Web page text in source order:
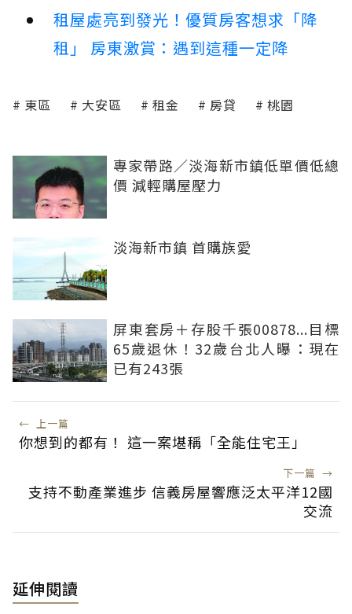
租屋處亮到發光！優質房客想求「降
租」 房東激賞：遇到這種一定降
東區 大安區 租金 房貸 桃園
專家帶路／淡海新市鎮低單價低總
價 減輕購屋壓力
淡海新市鎮 首購族愛
屏東套房＋存股千張00878...目標
65歲退休！32歲台北人曝：現在
已有243張
← 上一篇
你想到的都有！ 這一案堪稱「全能住宅王」
下一篇 →
支持不動產業進步 信義房屋響應泛太平洋12國
交流
延伸閱讀